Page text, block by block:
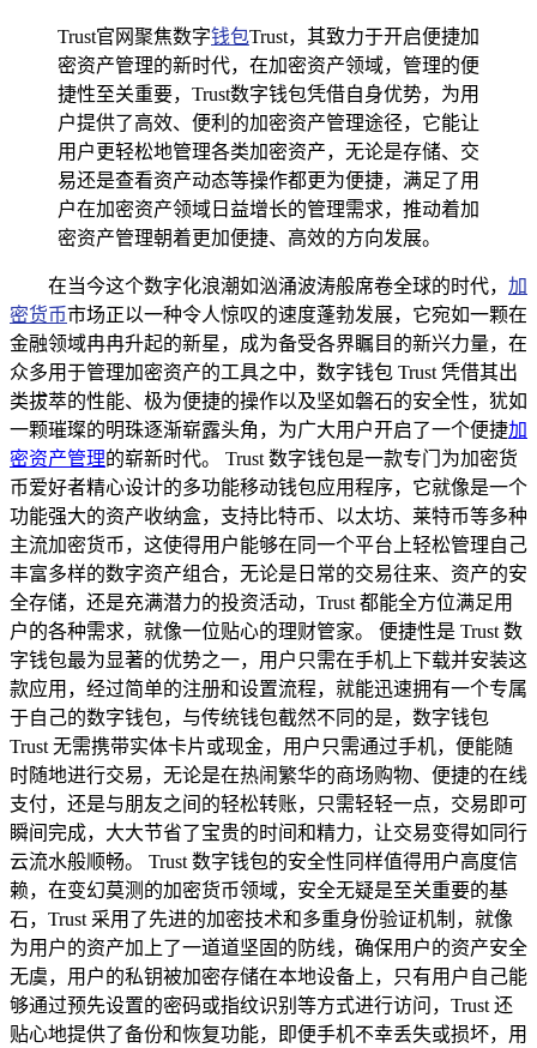
Trust官网聚焦数字钱包Trust，其致力于开启便捷加
密资产管理的新时代，在加密资产领域，管理的便
捷性至关重要，Trust数字钱包凭借自身优势，为用
户提供了高效、便利的加密资产管理途径，它能让
用户更轻松地管理各类加密资产，无论是存储、交
易还是查看资产动态等操作都更为便捷，满足了用
户在加密资产领域日益增长的管理需求，推动着加
密资产管理朝着更加便捷、高效的方向发展。
在当今这个数字化浪潮如汹涌波涛般席卷全球的时代， 加
密货币市场正以一种令人惊叹的速度蓬勃发展，它宛如一颗在
金融领域冉冉升起的新星，成为备受各界瞩目的新兴力量，在
众多用于管理加密资产的工具之中，数字钱包 Trust 凭借其出
类拔萃的性能、极为便捷的操作以及坚如磐石的安全性，犹如
一颗璀璨的明珠逐渐崭露头角，为广大用户开启了一个便捷加
密资产管理的崭新时代。 Trust 数字钱包是一款专门为加密货
币爱好者精心设计的多功能移动钱包应用程序，它就像是一个
功能强大的资产收纳盒，支持比特币、以太坊、莱特币等多种
主流加密货币，这使得用户能够在同一个平台上轻松管理自己
丰富多样的数字资产组合，无论是日常的交易往来、资产的安
全存储，还是充满潜力的投资活动，Trust 都能全方位满足用
户的各种需求，就像一位贴心的理财管家。 便捷性是 Trust 数
字钱包最为显著的优势之一，用户只需在手机上下载并安装这
款应用，经过简单的注册和设置流程，就能迅速拥有一个专属
于自己的数字钱包，与传统钱包截然不同的是，数字钱包
Trust 无需携带实体卡片或现金，用户只需通过手机，便能随
时随地进行交易，无论是在热闹繁华的商场购物、便捷的在线
支付，还是与朋友之间的轻松转账，只需轻轻一点，交易即可
瞬间完成，大大节省了宝贵的时间和精力，让交易变得如同行
云流水般顺畅。 Trust 数字钱包的安全性同样值得用户高度信
赖，在变幻莫测的加密货币领域，安全无疑是至关重要的基
石，Trust 采用了先进的加密技术和多重身份验证机制，就像
为用户的资产加上了一道道坚固的防线，确保用户的资产安全
无虞，用户的私钥被加密存储在本地设备上，只有用户自己能
够通过预先设置的密码或指纹识别等方式进行访问，Trust 还
贴心地提供了备份和恢复功能，即便手机不幸丢失或损坏，用